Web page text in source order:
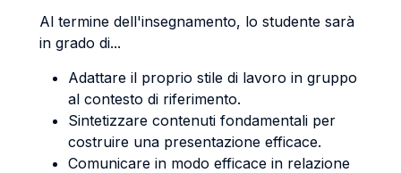
Al termine dell'insegnamento, lo studente sarà
in grado di...
Adattare il proprio stile di lavoro in gruppo
al contesto di riferimento.
Sintetizzare contenuti fondamentali per
costruire una presentazione efficace.
Comunicare in modo efficace in relazione